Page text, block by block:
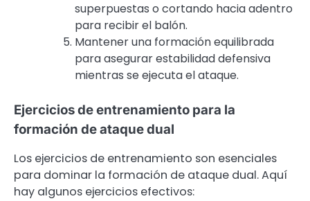
superpuestas o cortando hacia adentro
para recibir el balón.
Mantener una formación equilibrada
para asegurar estabilidad defensiva
mientras se ejecuta el ataque.
Ejercicios de entrenamiento para la
formación de ataque dual
Los ejercicios de entrenamiento son esenciales
para dominar la formación de ataque dual. Aquí
hay algunos ejercicios efectivos: